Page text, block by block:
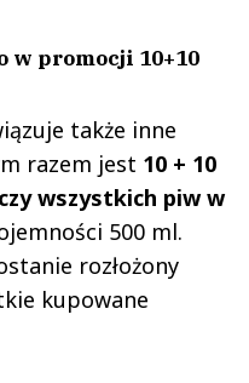
promocji 10+10
także inne
razem jest 10 + 10
wszystkich piw w
500 ml.
rozłożony
kupowane